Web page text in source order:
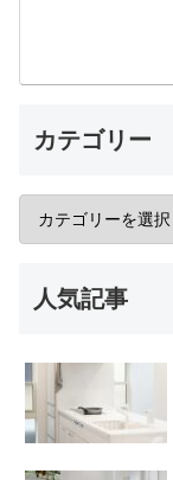
カテゴリー
人気記事